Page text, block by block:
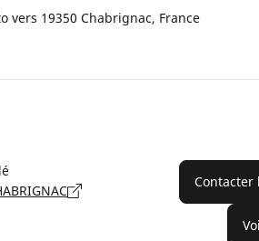
vers 19350 Chabrignac, France
Contacter